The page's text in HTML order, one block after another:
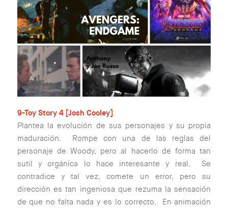
9-Toy Story 4 [Josh Cooley]
Plantea la evolución de sus personajes y su propia
maduración. Rompe con una de las reglas del
personaje de Woody, pero al hacerlo de forma tan
sutil y orgánica lo hace interesante y real. Se
contradice y tal vez, comete un error, pero su
dirección es tan ingeniosa que rezuma la sensación
de que no falta nada y es lo correcto. En animación